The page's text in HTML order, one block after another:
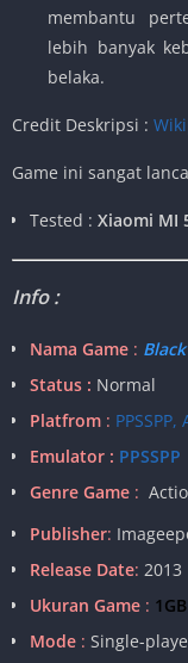
membantu
lebih banyak
belaka.
Credit Deskripsi :
Game ini sangat
Tested : Xiaomi MI
Info :
Nama Game :
Status : Normal
Platfrom :
Emulator : PPSSPP
Genre Game :
Publisher:
Release Date: 2013
Ukuran Game : 1GB
Mode : Single-